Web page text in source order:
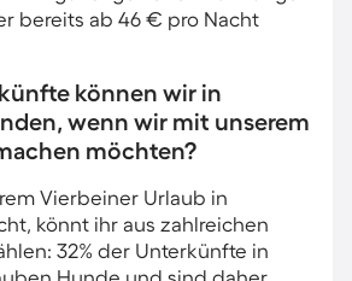
bereits ab 46 € pro Nacht
können wir in
wenn wir mit unserem
möchten?
Vierbeiner Urlaub in
könnt ihr aus zahlreichen
32% der Unterkünfte in